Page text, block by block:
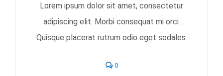
Lorem ipsum dolor sit amet, consectetur
adipiscing elit. Morbi consequat mi orci.
Quisque placerat rutrum odio eget sodales.
0comments